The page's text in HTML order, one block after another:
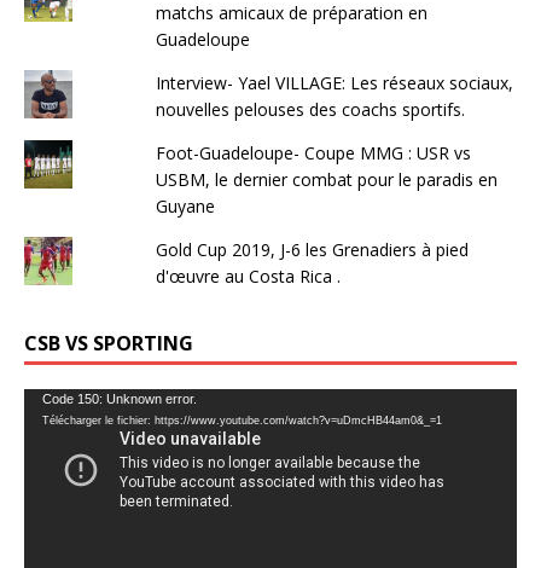
matchs amicaux de préparation en
Guadeloupe
Interview- Yael VILLAGE: Les réseaux sociaux,
nouvelles pelouses des coachs sportifs.
Foot-Guadeloupe- Coupe MMG : USR vs
USBM, le dernier combat pour le paradis en
Guyane
Gold Cup 2019, J-6 les Grenadiers à pied
d'œuvre au Costa Rica .
CSB VS SPORTING
Lecteur
vidéo
Code 150: Unknown error.
Télécharger le fichier: https://www.youtube.com/watch?v=uDmcHB44am0&_=1